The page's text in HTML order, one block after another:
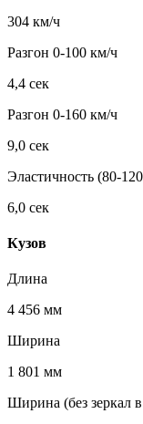
304 км/ч
Разгон 0-100 км/ч
4,4 сек
Разгон 0-160 км/ч
9,0 сек
Эластичность (80-
6,0 сек
Кузов
Длина
4 456 мм
Ширина
1 801 мм
Ширина (без зеркал